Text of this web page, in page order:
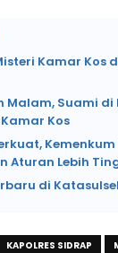
Kamar Kos
Malam, Suami
Kos
Aturan Lebih
di Katasulsel
KAPOLRES SIDRAP